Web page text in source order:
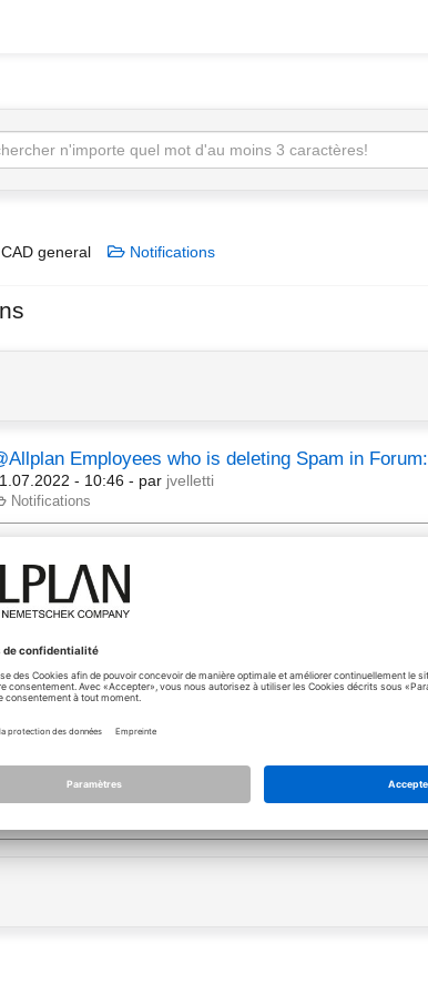
CAD general Notifications
Employees who is deleting Spam in Forum:
- 10:46 - par jvelletti
Notifications
Forum[Résolu]
27.04.2022 - 08:08
Notifications
topic - Allplan 2019
- 06:48- parjvelletti
Notifications Allplan 2019
10.10.2017 - 08:51